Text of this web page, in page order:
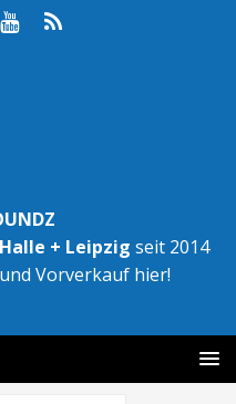
+ Leipzig seit 2014
Vorverkauf hier!